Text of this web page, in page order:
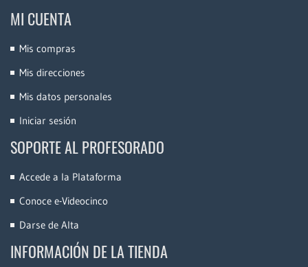
MI CUENTA
Mis compras
Mis direcciones
Mis datos personales
Iniciar sesión
SOPORTE AL PROFESORADO
Accede a la Plataforma
Conoce e-Videocinco
Darse de Alta
INFORMACIÓN DE LA TIENDA